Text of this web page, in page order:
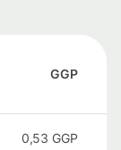
GGP
0,53 GGP